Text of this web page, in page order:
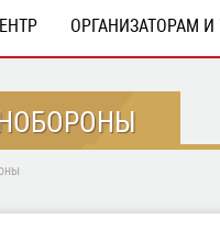
ОРГАНИЗАТОРАМ